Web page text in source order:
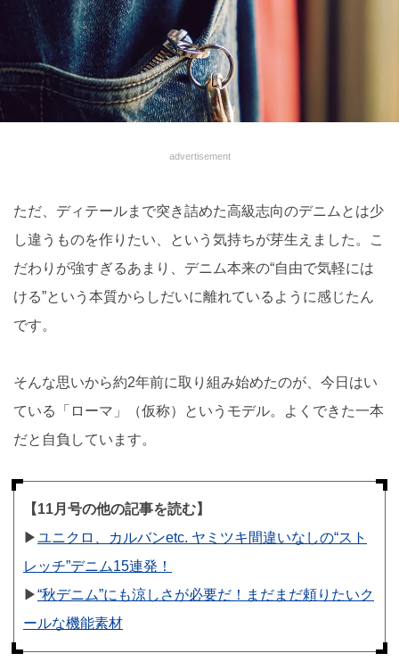
advertisement
ただ、ディテールまで突き詰めた高級志向のデニムとは少
し違うものを作りたい、という気持ちが芽生えました。こ
だわりが強すぎるあまり、デニム本来の“自由で気軽には
ける”という本質からしだいに離れているように感じたん
です。
そんな思いから約2年前に取り組み始めたのが、今日はい
ている「ローマ」（仮称）というモデル。よくできた一本
だと自負しています。
【11月号の他の記事を読む】
▶︎ユニクロ、カルバンetc. ヤミツキ間違いなしの“スト
レッチ”デニム15連発！
▶︎“秋デニム”にも涼しさが必要だ！まだまだ頼りたいク
ールな機能素材